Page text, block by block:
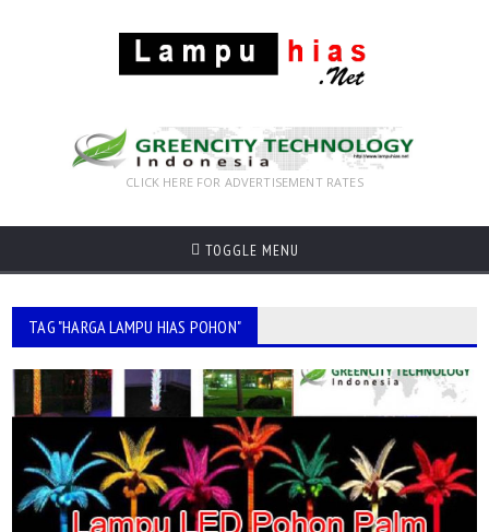
CLICK HERE FOR ADVERTISEMENT RATES
TOGGLE MENU
TAG "HARGA LAMPU HIAS POHON"